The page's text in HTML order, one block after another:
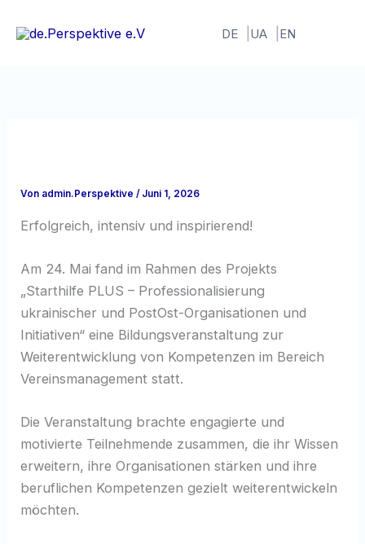
Inhalt
DE UA EN
Von admin.Perspektive/ Juni 1, 2026
Erfolgreich, intensiv und inspirierend!
Am 24. Mai fand im Rahmen des Projekts
„Starthilfe PLUS – Professionalisierung
ukrainischer und PostOst-Organisationen und
Initiativen“ eine Bildungsveranstaltung zur
Weiterentwicklung von Kompetenzen im Bereich
Vereinsmanagement statt.
Die Veranstaltung brachte engagierte und
motivierte Teilnehmende zusammen, die ihr Wissen
erweitern, ihre Organisationen stärken und ihre
beruflichen Kompetenzen gezielt weiterentwickeln
möchten.